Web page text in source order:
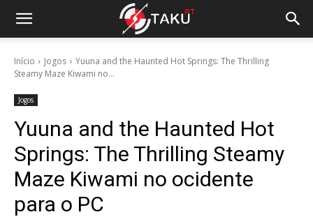
Início Jogos
Yuuna and the Haunted Hot Springs: The Thrilling
Steamy Maze Kiwami no...
Jogos
Yuuna and the Haunted Hot
Springs: The Thrilling Steamy
Maze Kiwami no ocidente
para o PC